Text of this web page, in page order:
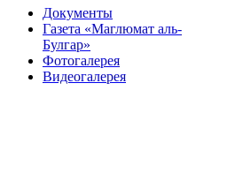
Документы
Газета «Маглюмат аль-
Булгар»
Фотогалерея
Видеогалерея